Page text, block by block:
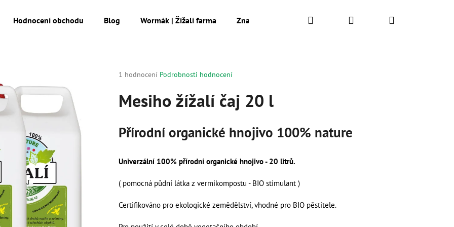
Hodnocení obchodu Blog Wormák | Žížalí farma Značky Hledat PřihlášeníNákupní
Průměrné
produktu
je
5
1 hodnocení Podrobnosti hodnocení
Mesiho žížalí čaj 20 l
Přírodní organické hnojivo 100% nature
Univerzální 100% přírodní organické hnojivo - 20 litrů.
( pomocná půdní látka z vermikompostu - BIO stimulant )
Certifikováno pro ekologické zemědělství, vhodné pro BIO pěstitele.
HLEDAT
Doporučujeme
ŽÍŽALÍ ČAJ S KOPŘIVOU A